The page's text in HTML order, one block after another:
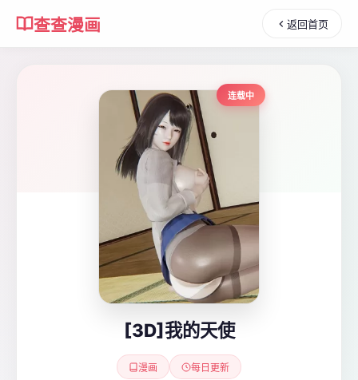
查查漫画 返回首页
连载中
[3D]我的天使
漫画 每日更新